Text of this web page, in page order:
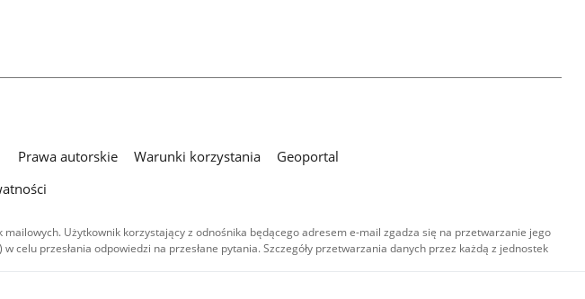
Prawa autorskie Warunki korzystania
Geoportal
Użytkownik korzystający z odnośnika będącego adresem e-mail zgadza się na przetwarzanie jego
przesłania odpowiedzi na przesłane pytania. Szczegóły przetwarzania danych przez każdą z jednostek